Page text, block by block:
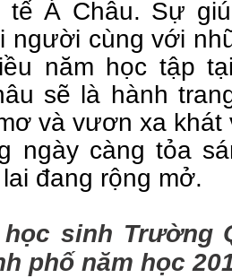
tế Á Châu. Sự
người cùng với
năm học tập
sẽ là hành
và vươn xa khát
ngày càng tỏa
đang rộng mở.
sinh Trường
phố năm học